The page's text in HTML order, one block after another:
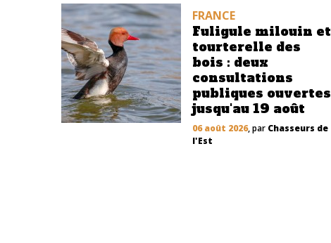
FRANCE
Fuligule milouin et
tourterelle des
bois : deux
consultations
publiques ouvertes
jusqu'au 19 août
06 août 2026, par Chasseurs de
l'Est